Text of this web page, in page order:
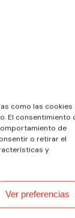
como las cookies
El consentimiento
de
o retirar el
y
Ver preferencias
doble